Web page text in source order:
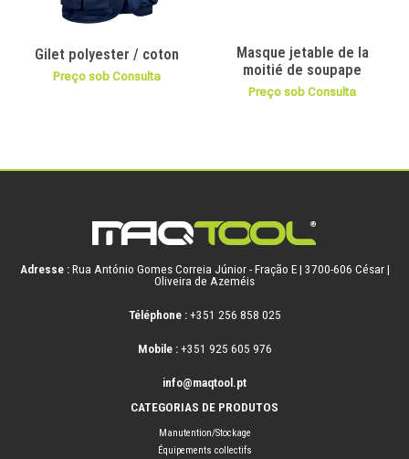
Gilet polyester / coton
Preço sob Consulta
Masque jetable de la
moitié de soupape
Preço sob Consulta
Adresse :Rua António Gomes Correia Júnior - Fração E | 3700-606 César |
Oliveira de Azeméis
Téléphone :+351 256 858 025
Mobile :+351 925 605 976
info@maqtool.pt
CATEGORIAS DE PRODUTOS
Manutention/Stockage
Équipements collectifs